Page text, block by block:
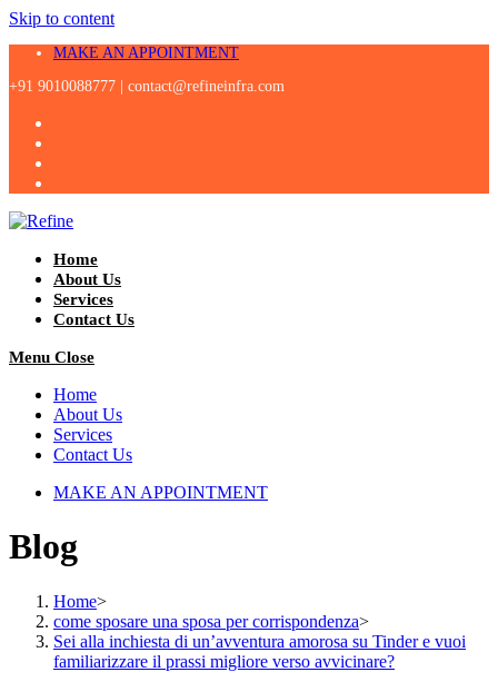
Skip to content
MAKE AN APPOINTMENT
+91 9010088777 | contact@refineinfra.com
Home
About Us
Services
Contact Us
Menu Close
Home
About Us
Services
Contact Us
MAKE AN APPOINTMENT
Blog
Home>
come sposare una sposa per corrispondenza>
Sei alla inchiesta di un’avventura amorosa su Tinder e vuoi
familiarizzare il prassi migliore verso avvicinare?